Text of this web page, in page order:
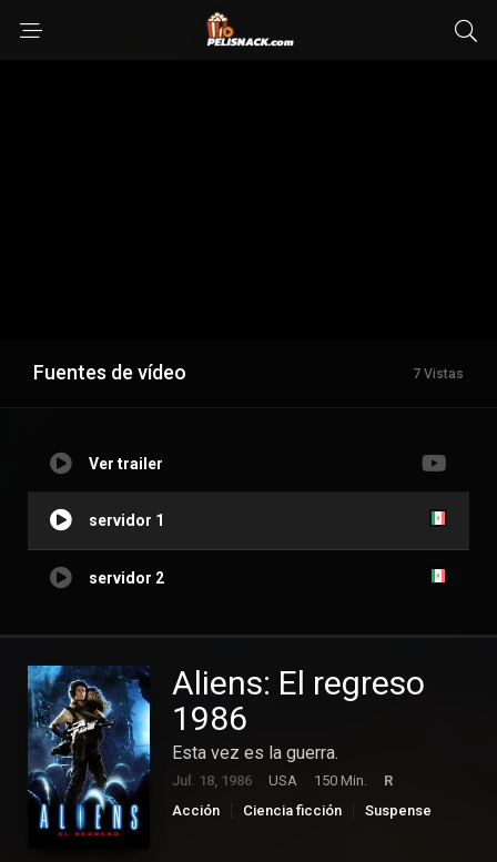
Fuentes de vídeo 7 Vistas
Ver trailer
servidor 1
servidor 2
Aliens: El regreso
1986
Esta vez es la guerra.
Jul. 18, 1986 USA 150 Min.
R
Acción
Ciencia ficción Suspense